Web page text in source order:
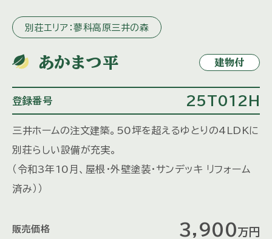
別荘エリア：蓼科高原三井の森
あかまつ平 建物付
登録番号 25T012H
三井ホームの注文建築。50坪を超えるゆとりの4LDKに
別荘らしい設備が充実。
（令和3年10月、屋根・外壁塗装・サンデッキ リフォーム
済み））
販売価格 3,900万円